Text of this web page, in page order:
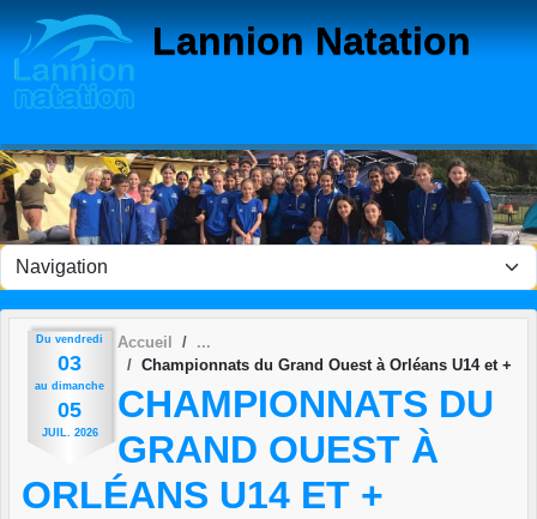
Lannion Natation
Du vendredi
03
au dimanche
05
JUIL. 2026
Accueil
Championnats du Grand Ouest à Orléans U14 et +
CHAMPIONNATS DU
GRAND OUEST À
ORLÉANS U14 ET +
Panneau de gestion des cookies